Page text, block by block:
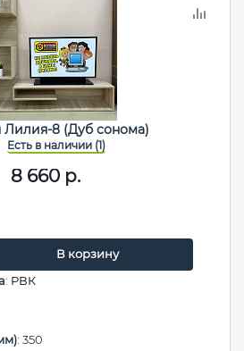
Лилия-8 (Дуб сонома)
8 660 р.
В корзину
: РВК
: 350